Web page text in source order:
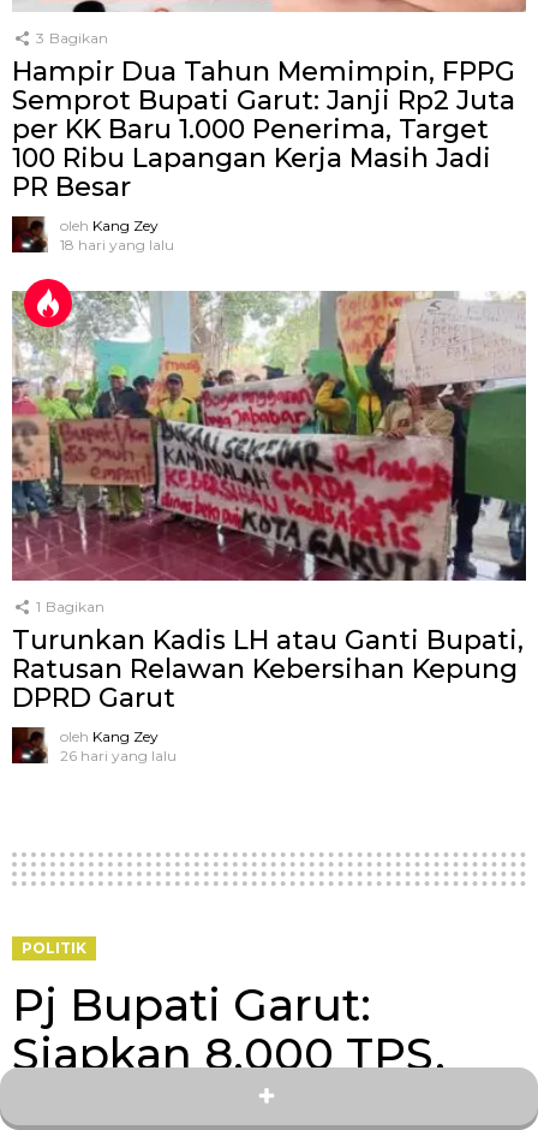
3 Bagikan
Hampir Dua Tahun Memimpin, FPPG
Semprot Bupati Garut: Janji Rp2 Juta
per KK Baru 1.000 Penerima, Target
100 Ribu Lapangan Kerja Masih Jadi
PR Besar
oleh Kang Zey
18 hari yang lalu
1 Bagikan
Turunkan Kadis LH atau Ganti Bupati,
Ratusan Relawan Kebersihan Kepung
DPRD Garut
oleh Kang Zey
26 hari yang lalu
POLITIK
Pj Bupati Garut:
Siapkan 8.000 TPS,
Pemilu 2024 Berjalan